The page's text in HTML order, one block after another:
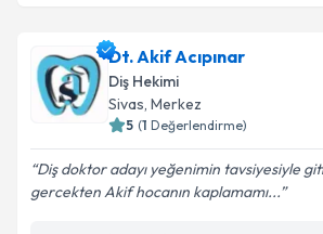
hazırlandığında e-posta ile
E-posta Adresiniz
Kişisel verilerimin işlenmesine
Dt. Akif Acıpınar
Diş Hekimi
Sivas, Merkez
5 (1 Değerlendirme)
Diş doktor adayı yeğenimin tavsiyesiyle
gercekten Akif hocanın kaplamamı...